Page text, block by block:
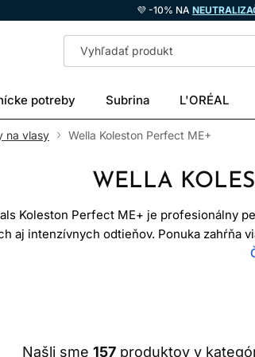
💜 -10% NA
potreby Subrina L'ORÉAL
na vlasy Wella Koleston Perfect ME+
WELLA
Koleston Perfect ME+ je profesionálny
aj intenzívnych odtieňov. Ponuka zahŕňa
a korekčných odtieňov. Profesionálne
Našli sme 157 produktov v